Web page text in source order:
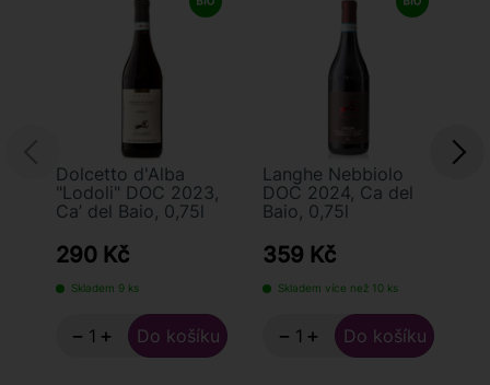
Dolcetto d'Alba
"Lodoli" DOC 2023,
Ca’ del Baio, 0,75l
290 Kč
Skladem 9 ks
− +
Langhe Nebbiolo
DOC 2024, Ca del
Baio, 0,75l
359 Kč
Skladem více než 10 ks
− +